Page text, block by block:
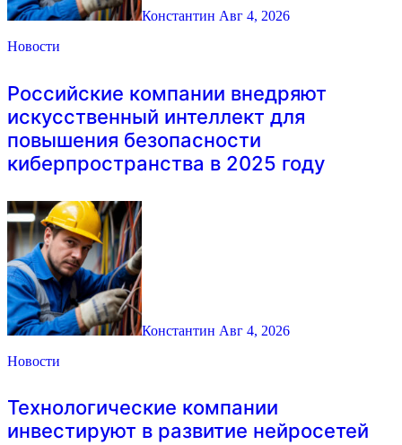
Константин Авг 4, 2026
Новости
Российские компании внедряют
искусственный интеллект для
повышения безопасности
киберпространства в 2025 году
Константин Авг 4, 2026
Новости
Технологические компании
инвестируют в развитие нейросетей